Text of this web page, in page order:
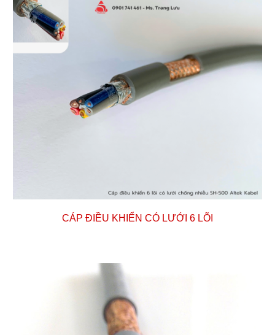
CÁP ĐIỀU KHIỂN CÓ LƯỚI 6 LÕI